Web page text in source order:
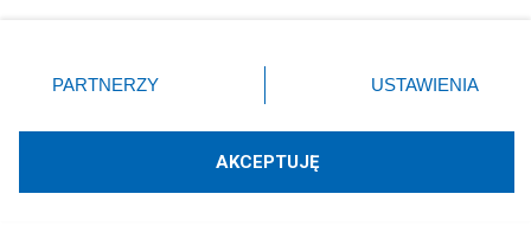
Technologię dostarcza:W3media.pl
zmienić/wycofać klikając przycisk ustawień prywatności
znajdujący się w lewym dolnym rogu strony
rodzaje przetwarzania danych nie wymagają zgody
użytkownika, ale masz prawo sprzeciwić się takiemu
PARTNERZY USTAWIENIA
AKCEPTUJĘ